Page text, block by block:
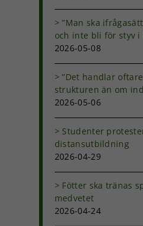
”Man ska
och inte bli för styv i
2026-05-08
”Det handlar
strukturen än om
2026-05-06
Studenter
distansutbildning
2026-04-29
Fötter ska tränas
medvetet
2026-04-24